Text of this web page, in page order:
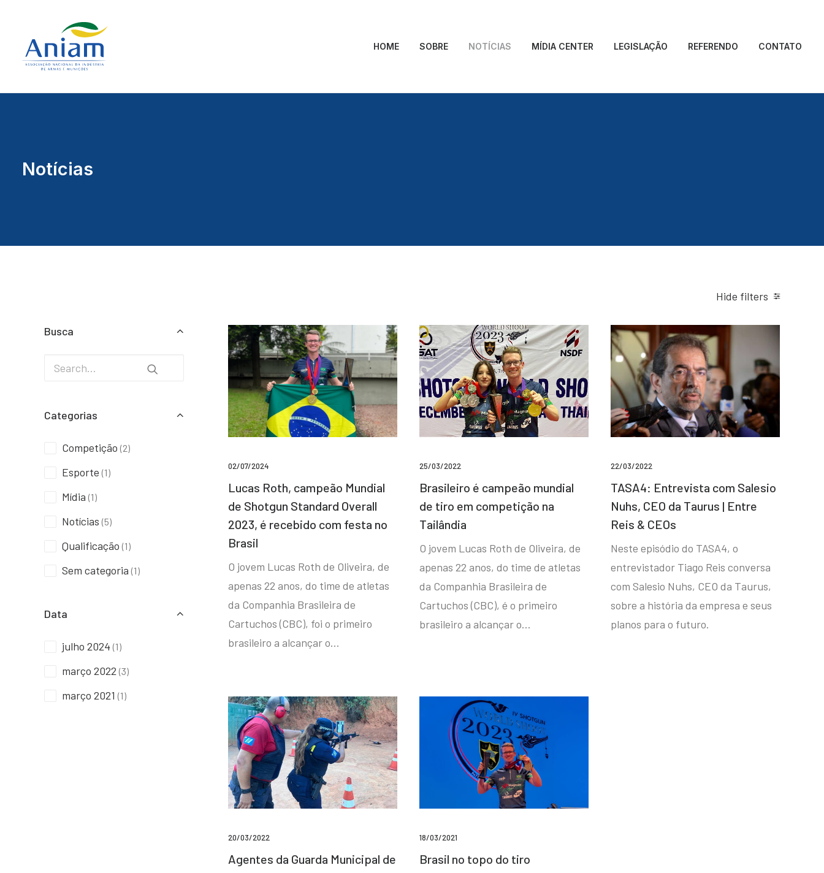
HOME SOBRE NOTÍCIAS MÍDIA CENTER LEGISLAÇÃO REFERENDO CONTATO
Notícias
Hide filters
Busca
Categorias
Competição (2)
Esporte (1)
Mídia (1)
Notícias (5)
Qualificação (1)
Sem categoria (1)
Data
julho 2024 (1)
março 2022 (3)
março 2021 (1)
02/07/2024
Lucas Roth, campeão Mundial
de Shotgun Standard Overall
2023, é recebido com festa no
Brasil
O jovem Lucas Roth de Oliveira, de
apenas 22 anos, do time de atletas
da Companhia Brasileira de
Cartuchos (CBC), foi o primeiro
brasileiro a alcançar o…
25/03/2022
Brasileiro é campeão mundial
de tiro em competição na
Tailândia
O jovem Lucas Roth de Oliveira, de
apenas 22 anos, do time de atletas
da Companhia Brasileira de
Cartuchos (CBC), é o primeiro
brasileiro a alcançar o…
22/03/2022
TASA4: Entrevista com Salesio
Nuhs, CEO da Taurus | Entre
Reis & CEOs
Neste episódio do TASA4, o
entrevistador Tiago Reis conversa
com Salesio Nuhs, CEO da Taurus,
sobre a história da empresa e seus
planos para o futuro.
20/03/2022
Agentes da Guarda Municipal de
18/03/2021
Brasil no topo do tiro